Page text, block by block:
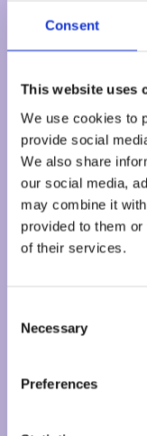
Consent
This website uses
We use cookies to
provide social
We also share
our social media,
may combine it
provided to them
of their services.
Selection
Necessary
Preferences